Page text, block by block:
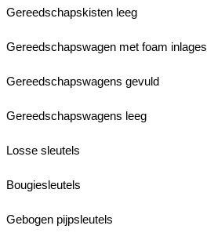
Gereedschapskisten leeg
Gereedschapswagen met foam inlages
Gereedschapswagens gevuld
Gereedschapswagens leeg
Losse sleutels
Bougiesleutels
Gebogen pijpsleutels